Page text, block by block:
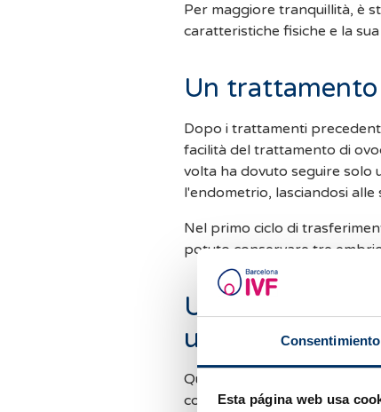
Consentimiento
Esta página web usa
Per maggiore tranquillità, è
caratteristiche fisiche e la
Un
Dopo i trattamenti
facilità del trattamento di
volta ha dovuto seguire
l'endometrio, lasciandosi alle
Nel primo ciclo di
potuto conservare tre
Un secondo
un lieto fine
Quando Stéphanie e il suo
confidavano che sarebbe